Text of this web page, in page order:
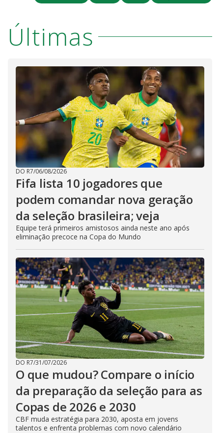
V
i
d
e
o
Últimas
DO R7/06/08/2026
Fifa lista 10 jogadores que
podem comandar nova geração
da seleção brasileira; veja
Equipe terá primeiros amistosos ainda neste ano após
eliminação precoce na Copa do Mundo
DO R7/31/07/2026
O que mudou? Compare o início
da preparação da seleção para as
Copas de 2026 e 2030
CBF muda estratégia para 2030, aposta em jovens
talentos e enfrenta problemas com novo calendário